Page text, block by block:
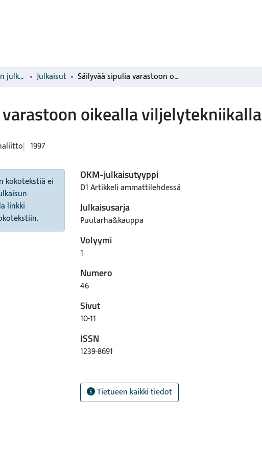
Luonnonvarakeskuksen julkaisut Julkaisut Säilyvää sipulia varastoon oikealla viljelytekniikalla
oikealla viljelytekniikalla
1997
kokotekstiä ei
linkki
OKM-julkaisutyyppi
D1 Artikkeli ammattilehdessä
Julkaisusarja
Puutarha&kauppa
Volyymi
1
Numero
46
Sivut
10-11
ISSN
1239-8691
Tietueen kaikki tiedot